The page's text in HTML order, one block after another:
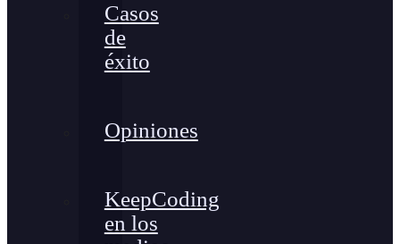
Casos
de
éxito
Opiniones
KeepCoding
en los